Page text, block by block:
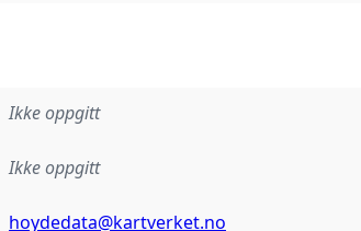
Ikke oppgitt
Ikke oppgitt
hoydedata@kartverket.no